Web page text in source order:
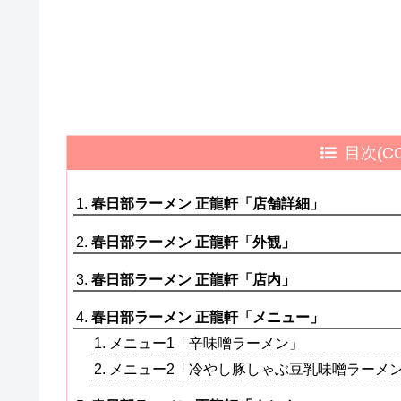
目次
春日部ラーメン 正龍軒「店舗詳細」
春日部ラーメン 正龍軒「外観」
春日部ラーメン 正龍軒「店内」
春日部ラーメン 正龍軒「メニュー」
メニュー1「辛味噌ラーメン」
メニュー2「冷やし豚しゃぶ豆乳味噌ラーメン